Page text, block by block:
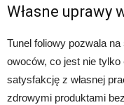
Własne uprawy
Tunel foliowy pozwala
owoców, co jest nie
satysfakcję z własnej
zdrowymi produktami